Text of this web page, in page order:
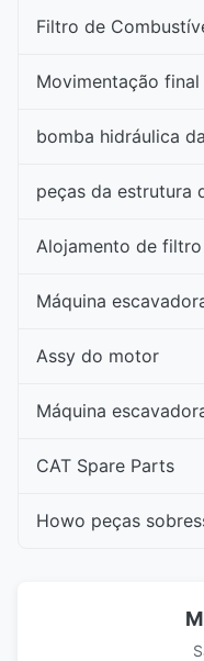
Filtro de
Movimentação
bomba hidráulica
peças da estrutura
Alojamento de
Máquina
Assy do motor
Máquina
CAT Spare Parts
Howo peças